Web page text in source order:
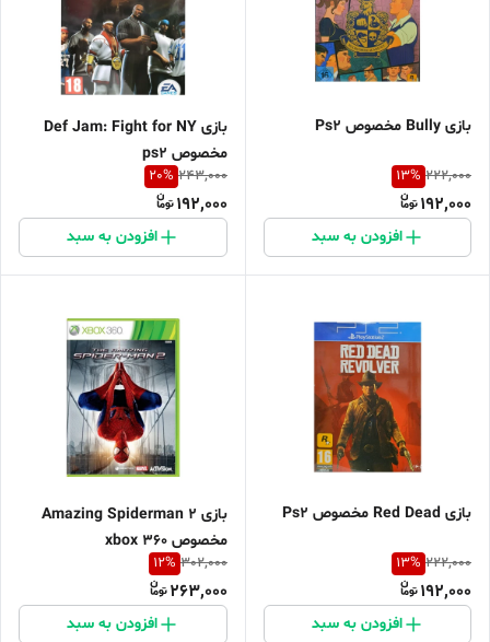
بازی Bully مخصوص Ps2
222,000
13%
192,000
افزودن به سبد
بازی Def Jam: Fight for NY
مخصوص ps2
243,000
20%
192,000
افزودن به سبد
بازی Red Dead مخصوص Ps2
222,000
13%
192,000
افزودن به سبد
بازی Amazing Spiderman 2
مخصوص xbox 360
302,000
12%
263,000
افزودن به سبد